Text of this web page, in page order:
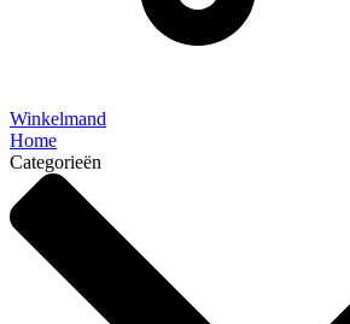
Winkelmand
Home
Categorieën